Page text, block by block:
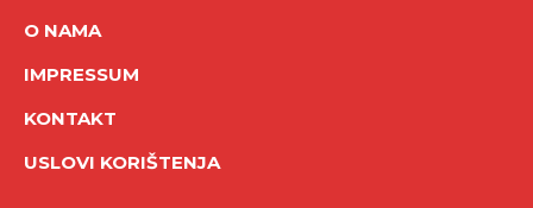
O NAMA
IMPRESSUM
KONTAKT
USLOVI KORIŠTENJA